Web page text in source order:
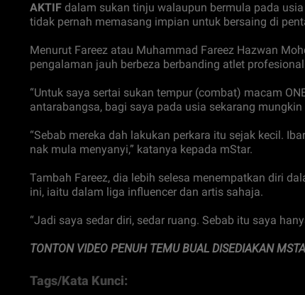
AKTIF dalam sukan tinju walaupun bermula pada
tidak pernah memasang impian untuk bersaing di
Menurut Fareez atau Muhammad Fareez Hazwan
pengalaman jauh berbeza berbanding atlet
“Untuk saya sertai sukan tempur (combat) macam
antarabangsa, bagi saya pada usia sekarang
“Sebab mereka dah lakukan perkara itu sejak kecil.
nak mula menyanyi,” katanya kepada mStar.
Tambah Fareez, dia lebih selesa menempatkan diri
ini, iaitu dalam liga influencer dan artis sahaja.
“Jadi saya sedar diri, sedar ruang. Sebab itu saya
TONTON VIDEO PENUH TEMU BUAL DISEDIAKAN
Tags/Kata Kunci: